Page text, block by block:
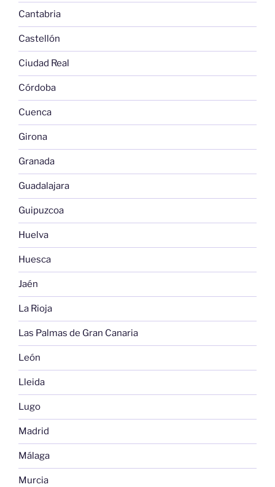
Cantabria
Castellón
Ciudad Real
Córdoba
Cuenca
Girona
Granada
Guadalajara
Guipuzcoa
Huelva
Huesca
Jaén
La Rioja
Las Palmas de Gran Canaria
León
Lleida
Lugo
Madrid
Málaga
Murcia